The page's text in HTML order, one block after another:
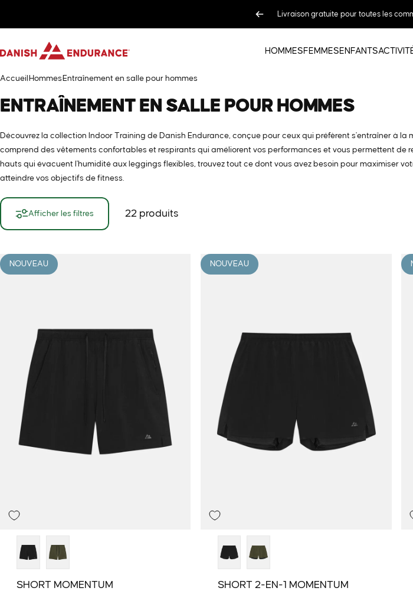
Livraison gratuite pour toutes les
DANISH ENDURANCE
HOMMESFEMMESENFANTS
Accueil HommesEntraînement en salle pour hommes
ENTRAÎNEMENT EN SALLE POUR HOMMES
Découvrez la collection Indoor Training de Danish Endurance, conçue pour ceux qui préfèrent s'entraîner à la
comprend des vêtements confortables et respirants qui améliorent vos performances et vous permettent de
hauts qui évacuent l'humidité aux leggings flexibles, trouvez tout ce dont vous avez besoin pour maximiser
atteindre vos objectifs de fitness.
Afficher les filtres 22 produits
NOUVEAU
SHORT MOMENTUM
NOUVEAU
SHORT 2-EN-1 MOMENTUM